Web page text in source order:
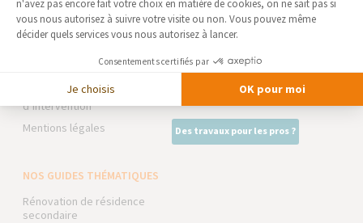
Partenaires
Trouver une agence
Conditions générales
d’intervention
Mentions légales
NOS PARTENAIRES
La Maison des Architectes
Expert Bricolage
Intégrer notre réseau
Des travaux pour les pros ?
NOS GUIDES THÉMATIQUES
Rénovation de résidence
secondaire
n'avez pas encore fait votre choix en matière de cookies, on ne sait pas si
vous nous autorisez à suivre votre visite ou non. Vous pouvez même
décider quels services vous nous autorisez à lancer.
Consentements certifiés par
Je choisis OK pour moi